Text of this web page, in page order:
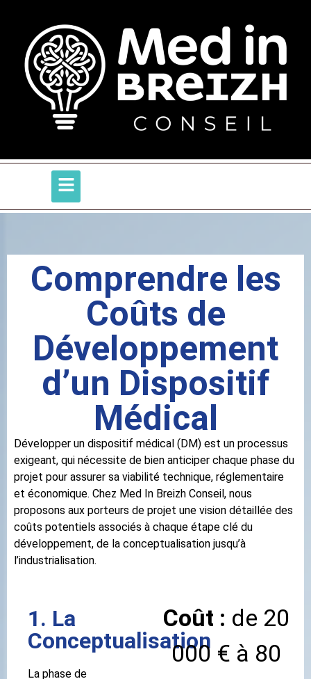
Comprendre les
Coûts de
Développement
d’un Dispositif
Médical
Développer un dispositif médical (DM) est un processus
exigeant, qui nécessite de bien anticiper chaque phase du
projet pour assurer sa viabilité technique, réglementaire
et économique. Chez Med In Breizh Conseil, nous
proposons aux porteurs de projet une vision détaillée des
coûts potentiels associés à chaque étape clé du
développement, de la conceptualisation jusqu’à
l’industrialisation.
1. La
Conceptualisation
La phase de
Coût : de 20
000 € à 80